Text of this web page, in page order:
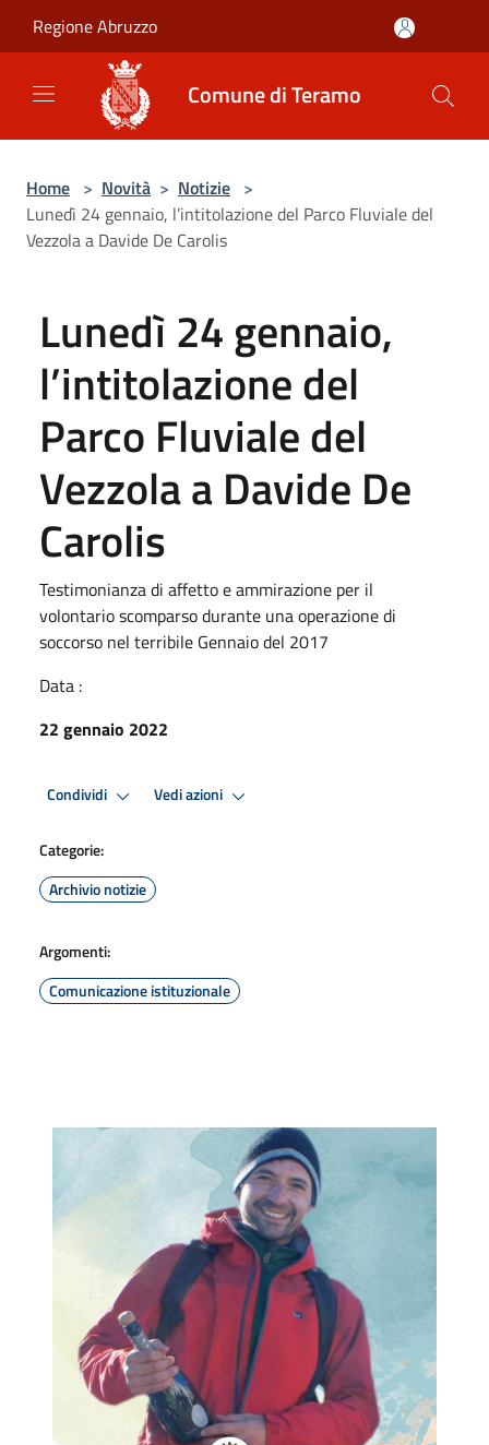
Regione Abruzzo
Comune di Teramo
Home > Novità > Notizie >
Lunedì 24 gennaio, l’intitolazione del Parco Fluviale del
Vezzola a Davide De Carolis
Lunedì 24 gennaio,
l’intitolazione del
Parco Fluviale del
Vezzola a Davide De
Carolis
Testimonianza di affetto e ammirazione per il
volontario scomparso durante una operazione di
soccorso nel terribile Gennaio del 2017
Data :
22 gennaio 2022
Condividi Vedi azioni
Categorie:
Archivio notizie
Argomenti:
Comunicazione istituzionale